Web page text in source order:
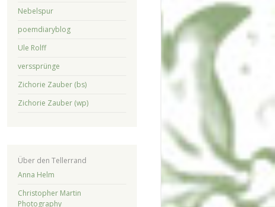
Nebelspur
poemdiaryblog
Ule Rolff
verssprünge
Zichorie Zauber (bs)
Zichorie Zauber (wp)
Über den Tellerrand
Anna Helm
Christopher Martin
Photography